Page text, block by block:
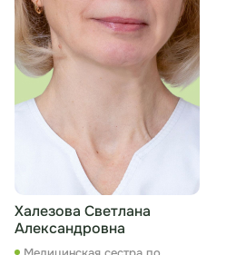
Халезова Светлана
Александровна